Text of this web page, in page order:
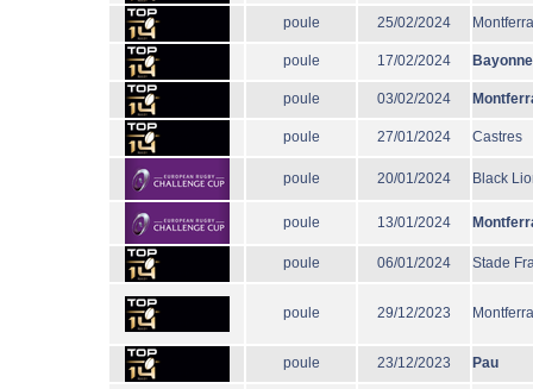
poule 25/02/2024
poule 17/02/2024 Bayonne
poule 03/02/2024
poule 27/01/2024 Castres
poule 20/01/2024 Black
poule 13/01/2024
poule 06/01/2024 Stade
poule 29/12/2023
poule 23/12/2023 Pau